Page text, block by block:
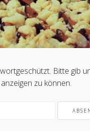
Bitte gib
zu können.